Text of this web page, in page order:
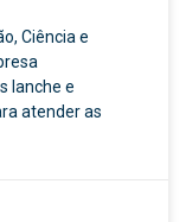
Ciência e
lanche e
atender as